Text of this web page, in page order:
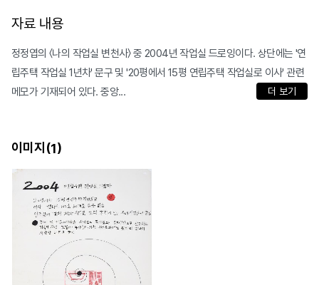
자료 내용
정정엽의 〈나의 작업실 변천사〉 중 2004년 작업실 드로잉이다. 상단에는 '연
립주택 작업실 1년차' 문구 및 '20평에서 15평 연립주택 작업실로 이사' 관련
메모가 기재되어 있다. 중앙...
더 보기
이미지(1)